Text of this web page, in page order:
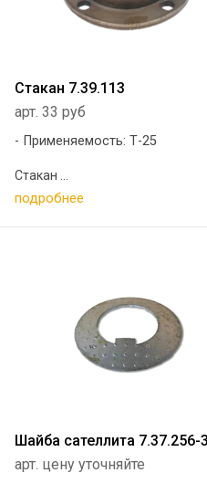
Стакан 7.39.113
арт. 33 руб
Применяемость: Т-25
Стакан ...
подробнее
Шайба сателлита 7.37.256-3
арт. цену уточняйте